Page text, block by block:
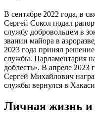
В сентябре 2022 года, в
Сергей Сокол подал
службу добровольцем в
звании майора в
2023 года принял
службы. Парламентария
доблесть». В апреле 2023
Сергей Михайлович
службы вернулся в
Личная жизнь и